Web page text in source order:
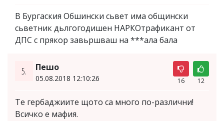
В Бургаския Обшински сьвет има общински
сьветник дьлгогодишен НАРКОтрафикант от
ДПС с прякор завьршваш на ***ала бала
5. Пешо
05.08.2018 12:10:26 16 12
Te гербаджиите щото са много по-различни!
Всичко е мафия.